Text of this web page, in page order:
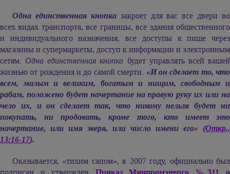
Одна единственная кнопказакроет для вас все двери во
всех видах транспорта, все границы, все здания общественного
и индивидуального назначения, все доступы к пище через
магазины и супермаркеты, доступ к информации и электронным
сетям. Одна единственная кнопка будет управлять всей вашей
жизнью от рождения и до самой смерти. «И он сделает то, что
всем, малым и великим, богатым и нищим, свободным и
рабам, положено будет начертание на правую руку их или на
чело их, и он сделает так, что никому нельзя будет ни
покупать, ни продавать, кроме того, кто имеет это
начертание, или имя зверя, или число имени его» (Откр.,
13:16-17).
Оказывается, «тихим сапом», в 2007 году, официально был